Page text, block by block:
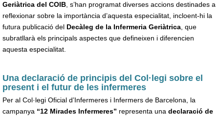
Geriàtrica del COIB, s’han programat diverses accions destinades a
reflexionar sobre la importància d’aquesta especialitat, incloent-hi la
futura publicació del Decàleg de la Infermeria Geriàtrica, que
subratllarà els principals aspectes que defineixen i diferencien
aquesta especialitat.
Una declaració de principis del Col·legi sobre el
present i el futur de les infermeres
Per al Col·legi Oficial d’Infermeres i Infermers de Barcelona, la
campanya “12 Mirades Infermeres” representa una declaració de